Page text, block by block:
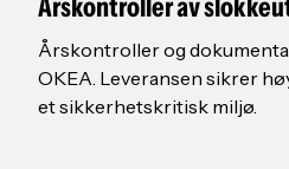
Årskontroller og
OKEA. Leveransen sikrer
et sikkerhetskritisk miljø.